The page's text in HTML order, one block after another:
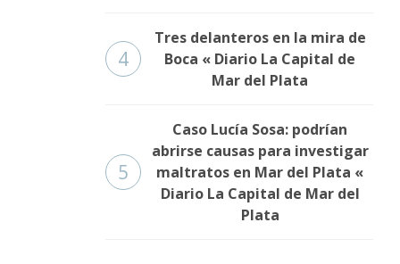
4
Tres delanteros en la mira de
Boca « Diario La Capital de
Mar del Plata
5
Caso Lucía Sosa: podrían
abrirse causas para investigar
maltratos en Mar del Plata «
Diario La Capital de Mar del
Plata